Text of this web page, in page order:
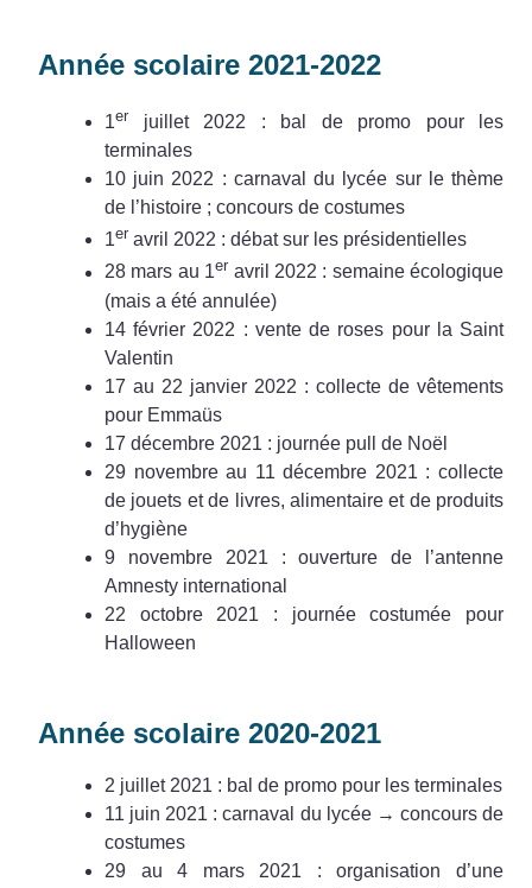
Année scolaire 2021-2022
1er juillet 2022 : bal de promo pour les
terminales
10 juin 2022 : carnaval du lycée sur le thème
de l’histoire ; concours de costumes
1er avril 2022 : débat sur les présidentielles
28 mars au 1er avril 2022 : semaine écologique
(mais a été annulée)
14 février 2022 : vente de roses pour la Saint
Valentin
17 au 22 janvier 2022 : collecte de vêtements
pour Emmaüs
17 décembre 2021 : journée pull de Noël
29 novembre au 11 décembre 2021 : collecte
de jouets et de livres, alimentaire et de produits
d’hygiène
9 novembre 2021 : ouverture de l’antenne
Amnesty international
22 octobre 2021 : journée costumée pour
Halloween
Année scolaire 2020-2021
2 juillet 2021 : bal de promo pour les terminales
11 juin 2021 : carnaval du lycée → concours de
costumes
29 au 4 mars 2021 : organisation d’une